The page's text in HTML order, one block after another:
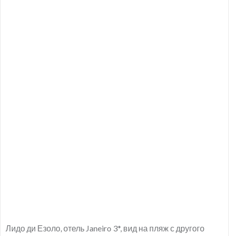
Лидо ди Езоло, отель Janeiro 3*, вид на пляж с другого